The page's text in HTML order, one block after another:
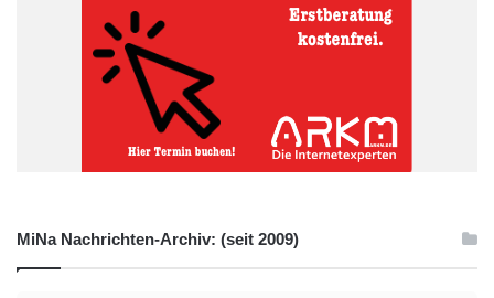
MiNa Nachrichten-Archiv: (seit 2009)